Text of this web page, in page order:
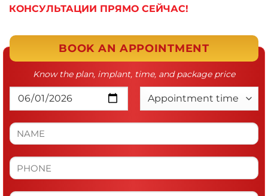
КОНСУЛЬТАЦИИ ПРЯМО СЕЙЧАС!
BOOK AN APPOINTMENT
Know the plan, implant, time, and package price